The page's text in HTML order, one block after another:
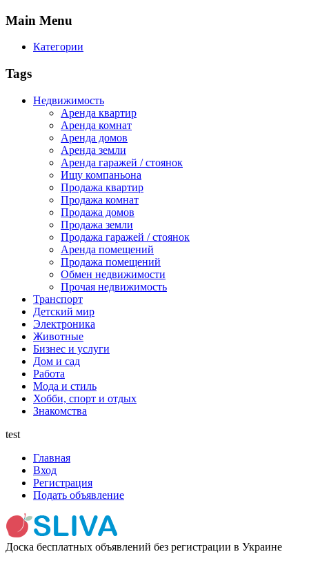
Main Menu
Категории
Tags
Недвижимость
Аренда квартир
Аренда комнат
Аренда домов
Аренда земли
Аренда гаражей / стоянок
Ищу компаньона
Продажа квартир
Продажа комнат
Продажа домов
Продажа земли
Продажа гаражей / стоянок
Аренда помещений
Продажа помещений
Обмен недвижимости
Прочая недвижимость
Транспорт
Детский мир
Электроника
Животные
Бизнес и услуги
Дом и сад
Работа
Мода и стиль
Хобби, спорт и отдых
Знакомства
test
Главная
Вход
Регистрация
Подать объявление
Доска бесплатных объявлений без регистрации в Украине